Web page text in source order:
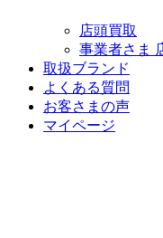
店頭買取
事業者さま
取扱ブランド
よくある質問
お客さまの声
マイページ